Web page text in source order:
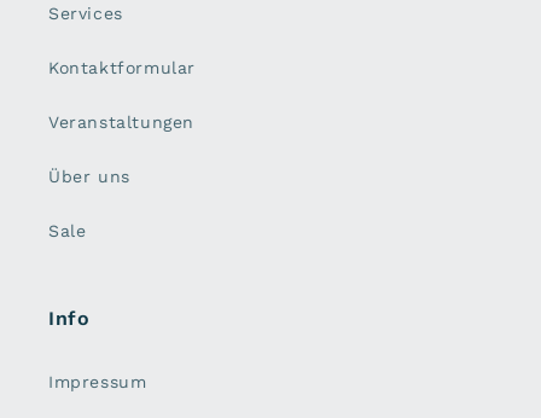
Services
Kontaktformular
Veranstaltungen
Über uns
Sale
Info
Impressum